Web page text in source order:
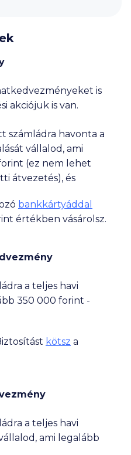
is
akciójuk is van.
számládra havonta a
vállalod, ami
(ez nem lehet
átvezetés), és
bankkártyáddal
értékben vásárolsz.
a teljes havi
350 000 forint -
kötsz a
a teljes havi
ami legalább